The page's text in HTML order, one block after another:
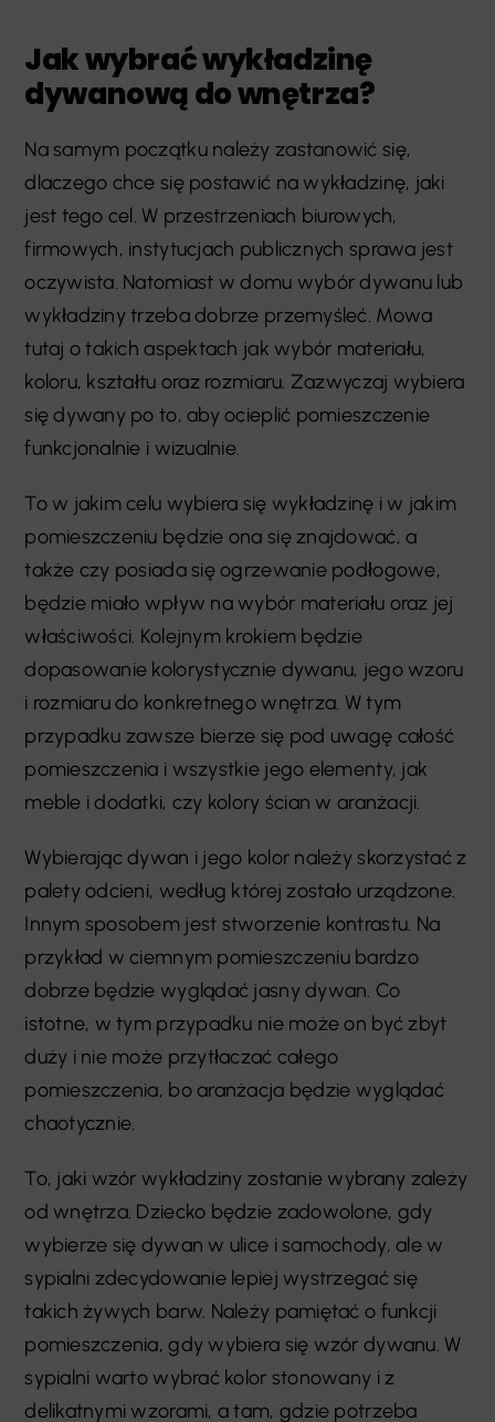
Jak wybrać wykładzinę
dywanową do wnętrza?
Na samym początku należy zastanowić się,
dlaczego chce się postawić na wykładzinę, jaki
jest tego cel. W przestrzeniach biurowych,
firmowych, instytucjach publicznych sprawa jest
oczywista. Natomiast w domu wybór dywanu lub
wykładziny trzeba dobrze przemyśleć. Mowa
tutaj o takich aspektach jak wybór materiału,
koloru, kształtu oraz rozmiaru. Zazwyczaj wybiera
się dywany po to, aby ocieplić pomieszczenie
funkcjonalnie i wizualnie.
To w jakim celu wybiera się wykładzinę i w jakim
pomieszczeniu będzie ona się znajdować, a
także czy posiada się ogrzewanie podłogowe,
będzie miało wpływ na wybór materiału oraz jej
właściwości. Kolejnym krokiem będzie
dopasowanie kolorystycznie dywanu, jego wzoru
i rozmiaru do konkretnego wnętrza. W tym
przypadku zawsze bierze się pod uwagę całość
pomieszczenia i wszystkie jego elementy, jak
meble i dodatki, czy kolory ścian w aranżacji.
Wybierając dywan i jego kolor należy skorzystać z
palety odcieni, według której zostało urządzone.
Innym sposobem jest stworzenie kontrastu. Na
przykład w ciemnym pomieszczeniu bardzo
dobrze będzie wyglądać jasny dywan. Co
istotne, w tym przypadku nie może on być zbyt
duży i nie może przytłaczać całego
pomieszczenia, bo aranżacja będzie wyglądać
chaotycznie.
To, jaki wzór wykładziny zostanie wybrany zależy
od wnętrza. Dziecko będzie zadowolone, gdy
wybierze się dywan w ulice i samochody, ale w
sypialni zdecydowanie lepiej wystrzegać się
takich żywych barw. Należy pamiętać o funkcji
pomieszczenia, gdy wybiera się wzór dywanu. W
sypialni warto wybrać kolor stonowany i z
delikatnymi wzorami, a tam, gdzie potrzeba